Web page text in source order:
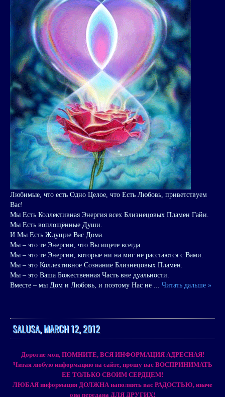
Любимые, что есть Одно Целое, что Есть Любовь, приветствуем
Вас!
Мы Есть Коллективная Энергия всех Близнецовых Пламен Гайи.
Мы Есть воплощённые Души.
И Мы Есть Ждущие Вас Дома.
Мы – это те Энергии, что Вы ищете всегда.
Мы – это те Энергии, которые ни на миг не расстаются с Вами.
Мы – это Коллективное Сознание Близнецовых Пламен.
Мы – это Ваша Божественная Часть вне дуальности.
Вместе – мы Дом и Любовь, и поэтому Нас не ... Читать дальше »
SALUSA, MARCH 12, 2012
Дорогие мои, ПОМНИТЕ, ВСЯ ИНФОРМАЦИЯ АДРЕСНАЯ!
Читая любую информацию на сайте, прошу вас ВОСПРИНИМАТЬ
ЕЕ ТОЛЬКО СВОИМ СЕРДЦЕМ!
ЛЮБАЯ информация ДОЛЖНА наполнять вас РАДОСТЬЮ, иначе
она передана ДЛЯ ДРУГИХ!